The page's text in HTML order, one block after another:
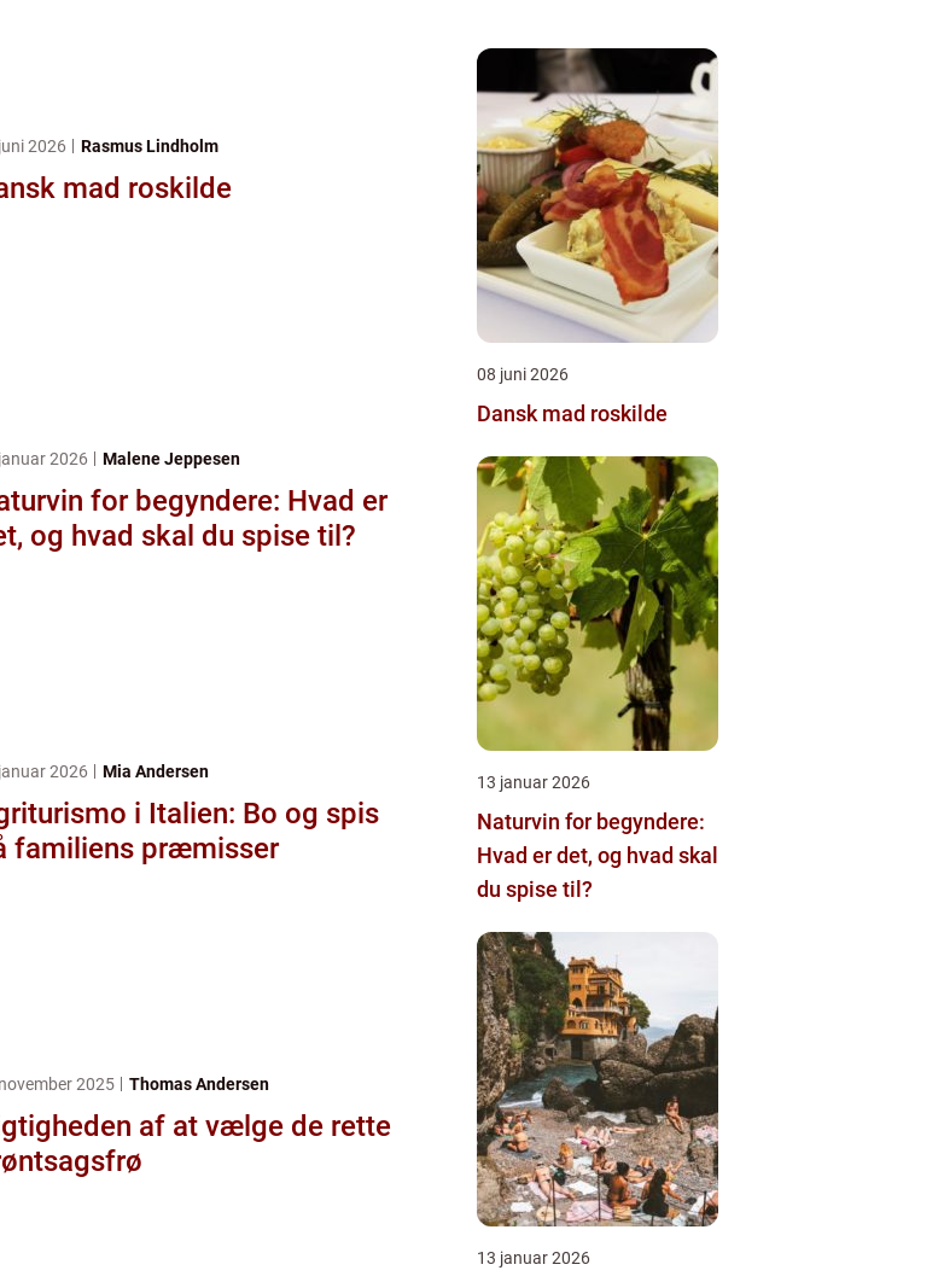
2026 Rasmus Lindholm
mad roskilde
2026 Malene Jeppesen
for begyndere: Hvad er
og hvad skal du spise til?
2026 Mia Andersen
i Italien: Bo og spis
familiens præmisser
2025 Thomas Andersen
af at vælge de rette
08 juni 2026
Dansk mad roskilde
13 januar 2026
Naturvin for begyndere:
Hvad er det, og hvad skal
du spise til?
13 januar 2026